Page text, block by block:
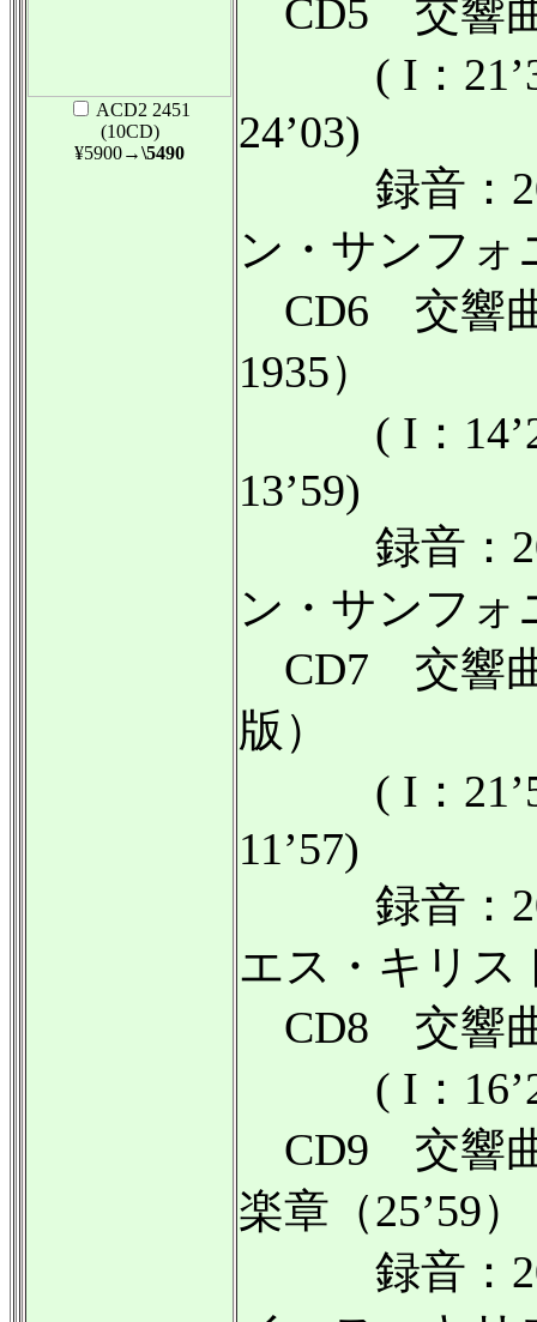
ACD2 2451
(10CD)
¥5900→\5490
CD5 交響曲
( I：21’37/
24’03)
録音：
ン・サンフォ
CD6 交響曲
1935）
( I：14’23/
13’59)
録音：
ン・サンフォ
CD7 交響曲
版）
( I：21’59/
11’57)
録音：
エス・キリス
CD8 交響曲
( I：16’20/
CD9 交響曲
楽章（25’59）
録音：